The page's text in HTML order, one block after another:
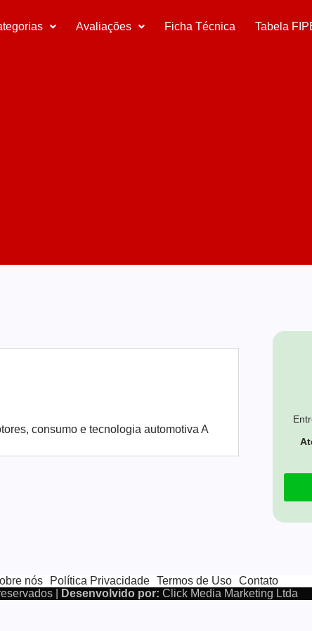
Avaliações Ficha Técnica Tabela
consumo e tecnologia automotiva A
nós Política Privacidade Termos de Uso Contato
|
Desenvolvido por: Click Media Marketing Ltda